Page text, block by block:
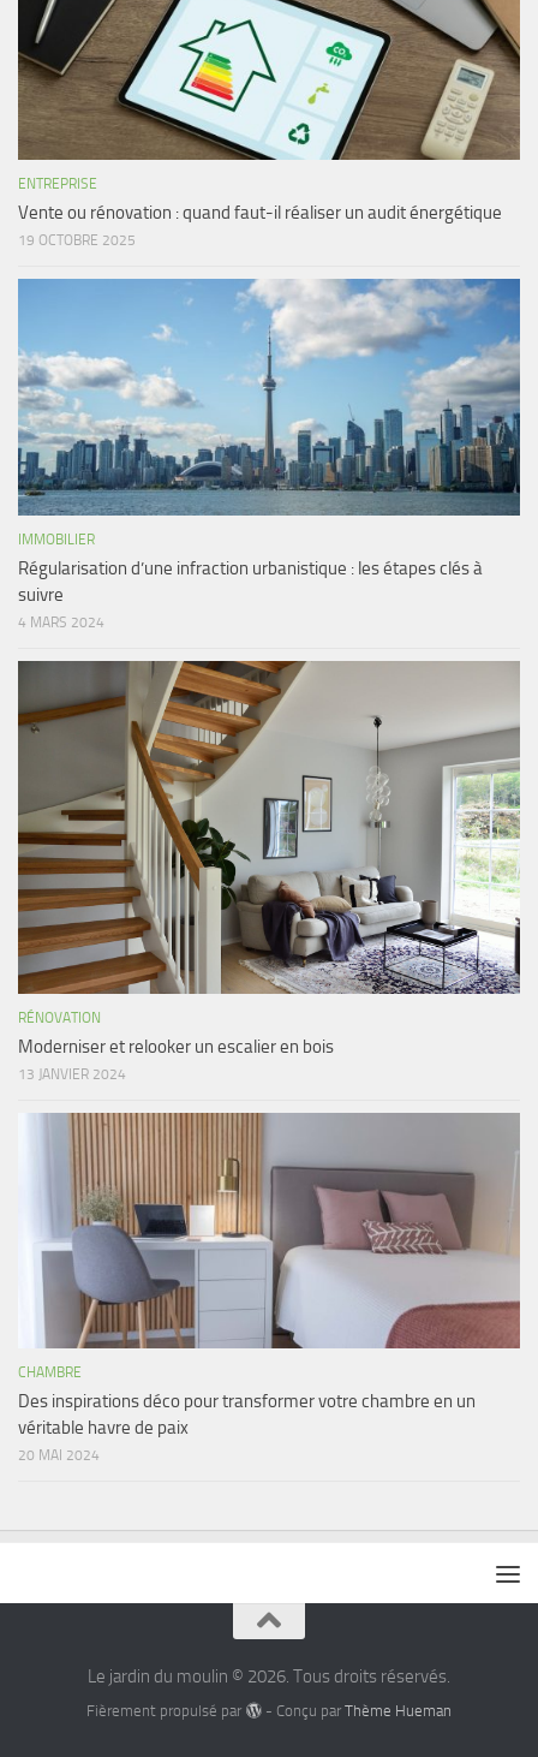
ENTREPRISE
Vente ou rénovation : quand faut-il réaliser un audit énergétique
19 OCTOBRE 2025
IMMOBILIER
Régularisation d’une infraction urbanistique : les étapes clés à
suivre
4 MARS 2024
RÉNOVATION
Moderniser et relooker un escalier en bois
13 JANVIER 2024
CHAMBRE
Des inspirations déco pour transformer votre chambre en un
véritable havre de paix
20 MAI 2024
Le jardin du moulin © 2026. Tous droits réservés.
Fièrement propulsé par - Conçu par Thème Hueman